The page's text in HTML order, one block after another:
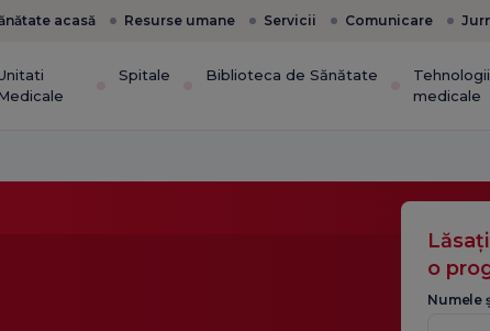
acasă Resurse umane Servicii Comunicare
Spitale Biblioteca de Sănătate
Tehnologii
medicale
o
Numele